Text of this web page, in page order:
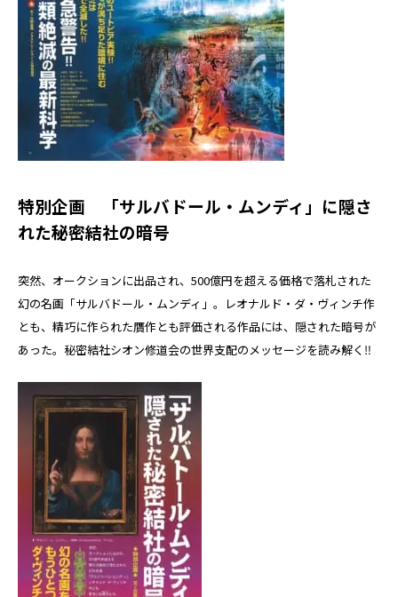
特別企画 「サルバドール・ムンディ」に隠さ
れた秘密結社の暗号
突然、オークションに出品され、500億円を超える価格で落札された
幻の名画「サルバドール・ムンディ」。レオナルド・ダ・ヴィンチ作
とも、精巧に作られた贋作とも評価される作品には、隠された暗号が
あった。秘密結社シオン修道会の世界支配のメッセージを読み解く‼